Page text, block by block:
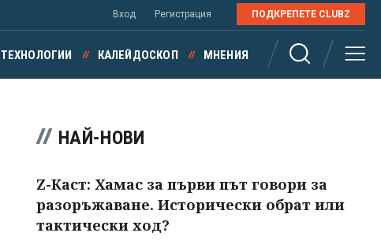
Вход Регистрация ПОДКРЕПЕТЕ CLUBZ
ТЕХНОЛОГИИ КАЛЕЙДОСКОП МНЕНИЯ
НАЙ-НОВИ
Z-Каст: Хамас за първи път говори за
разоръжаване. Исторически обрат или
тактически ход?